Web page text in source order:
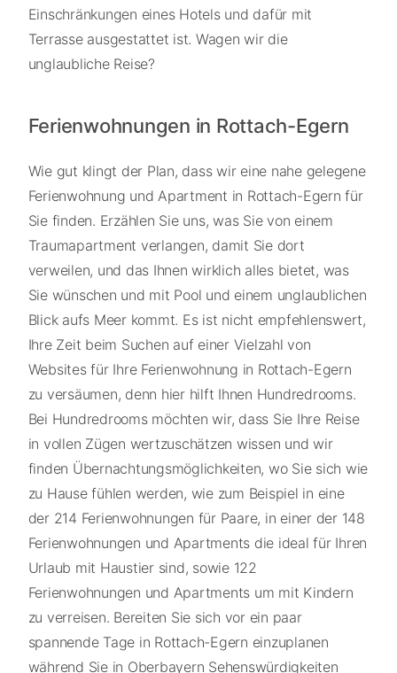
Einschränkungen eines Hotels und dafür mit
Terrasse ausgestattet ist. Wagen wir die
unglaubliche Reise?
Ferienwohnungen in Rottach-Egern
Wie gut klingt der Plan, dass wir eine nahe gelegene
Ferienwohnung und Apartment in Rottach-Egern für
Sie finden. Erzählen Sie uns, was Sie von einem
Traumapartment verlangen, damit Sie dort
verweilen, und das Ihnen wirklich alles bietet, was
Sie wünschen und mit Pool und einem unglaublichen
Blick aufs Meer kommt. Es ist nicht empfehlenswert,
Ihre Zeit beim Suchen auf einer Vielzahl von
Websites für Ihre Ferienwohnung in Rottach-Egern
zu versäumen, denn hier hilft Ihnen Hundredrooms.
Bei Hundredrooms möchten wir, dass Sie Ihre Reise
in vollen Zügen wertzuschätzen wissen und wir
finden Übernachtungsmöglichkeiten, wo Sie sich wie
zu Hause fühlen werden, wie zum Beispiel in eine
der 214 Ferienwohnungen für Paare, in einer der 148
Ferienwohnungen und Apartments die ideal für Ihren
Urlaub mit Haustier sind, sowie 122
Ferienwohnungen und Apartments um mit Kindern
zu verreisen. Bereiten Sie sich vor ein paar
spannende Tage in Rottach-Egern einzuplanen
während Sie in Oberbayern Sehenswürdigkeiten